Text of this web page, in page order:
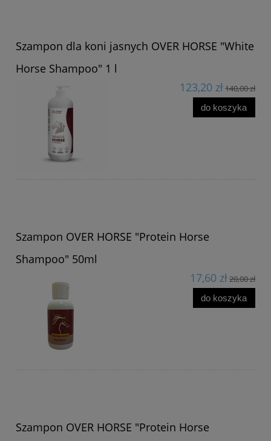
Szampon dla koni jasnych OVER HORSE "White
Horse Shampoo" 1 l
123,20 zł140,00 zł
do koszyka
Szampon OVER HORSE "Protein Horse
Shampoo" 50ml
17,60 zł20,00 zł
do koszyka
Szampon OVER HORSE "Protein Horse